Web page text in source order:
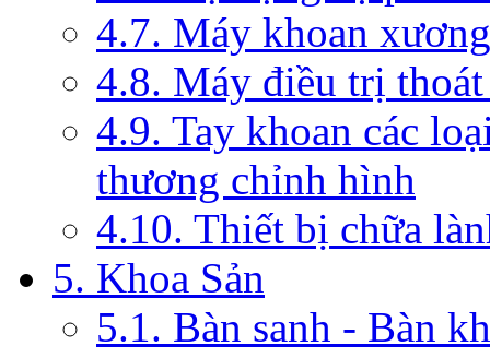
4.7. Máy khoan
4.8. Máy điều trị
4.9. Tay khoan các
thương chỉnh hình
4.10. Thiết bị chữa
5. Khoa Sản
5.1. Bàn sanh - Bàn